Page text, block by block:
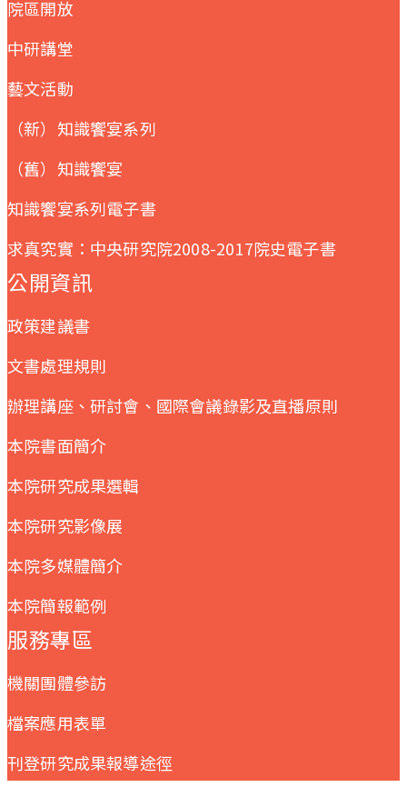
院區開放
中研講堂
藝文活動
（新）知識饗宴系列
（舊）知識饗宴
知識饗宴系列電子書
求真究實：中央研究院2008-2017院史電子書
公開資訊
政策建議書
文書處理規則
辦理講座、研討會、國際會議錄影及直播原則
本院書面簡介
本院研究成果選輯
本院研究影像展
本院多媒體簡介
本院簡報範例
服務專區
機關團體參訪
檔案應用表單
刊登研究成果報導途徑